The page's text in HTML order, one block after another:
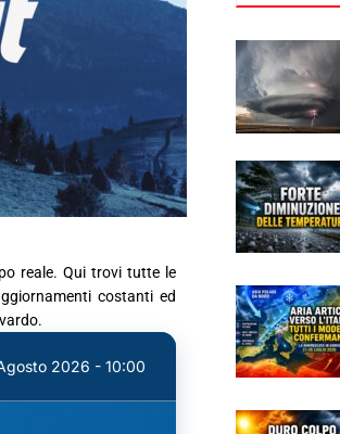
reale. Qui trovi tutte le
costanti ed
2026 - 10:00